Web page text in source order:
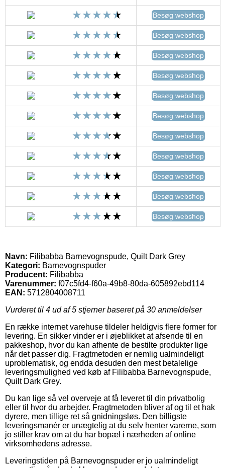
Besøg webshop
Besøg webshop
Besøg webshop
Besøg webshop
Besøg webshop
Besøg webshop
Besøg webshop
Besøg webshop
Besøg webshop
Besøg webshop
Besøg webshop
Navn: Filibabba Barnevognspude, Quilt Dark Grey
Kategori: Barnevognspuder
Producent: Filibabba
Varenummer: f07c5fd4-f60a-49b8-80da-605892ebd114
EAN: 5712804008711
Vurderet til 4 ud af 5 stjerner baseret på 30 anmeldelser
En række internet varehuse tildeler heldigvis flere former for
levering. En sikker vinder er i øjeblikket at afsende til en
pakkeshop, hvor du kan afhente de bestilte produkter lige
når det passer dig. Fragtmetoden er nemlig ualmindeligt
uproblematisk, og endda desuden den mest betalelige
leveringsmulighed ved køb af Filibabba Barnevognspude,
Quilt Dark Grey.
Du kan lige så vel overveje at få leveret til din privatbolig
eller til hvor du arbejder. Fragtmetoden bliver af og til et hak
dyrere, men tillige ret så gnidningsløs. Den billigste
leveringsmanér er unægtelig at du selv henter varerne, som
jo stiller krav om at du har bopæl i nærheden af online
virksomhedens adresse.
Leveringstiden på Barnevognspuder er jo ualmindeligt